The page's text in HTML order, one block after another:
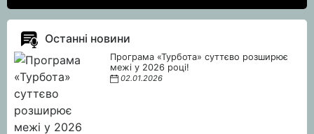
Останні новини
Програма «Турбота» суттєво розширює
межі у 2026 році!
02.01.2026